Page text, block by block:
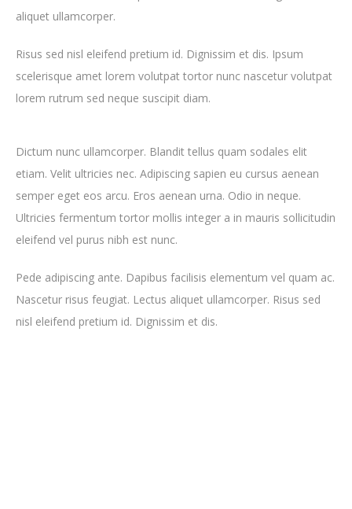
aliquet ullamcorper.
Risus sed nisl eleifend pretium id. Dignissim et dis. Ipsum
scelerisque amet lorem volutpat tortor nunc nascetur volutpat
lorem rutrum sed neque suscipit diam.
Dictum nunc ullamcorper. Blandit tellus quam sodales elit
etiam. Velit ultricies nec. Adipiscing sapien eu cursus aenean
semper eget eos arcu. Eros aenean urna. Odio in neque.
Ultricies fermentum tortor mollis integer a in mauris sollicitudin
eleifend vel purus nibh est nunc.
Pede adipiscing ante. Dapibus facilisis elementum vel quam ac.
Nascetur risus feugiat. Lectus aliquet ullamcorper. Risus sed
nisl eleifend pretium id. Dignissim et dis.